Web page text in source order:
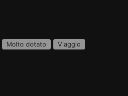
Molto dotato
Viaggio